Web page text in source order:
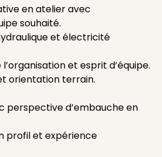
en atelier avec
souhaité.
et électricité
et esprit d’équipe.
orientation terrain.
perspective d’embauche en
profil et expérience